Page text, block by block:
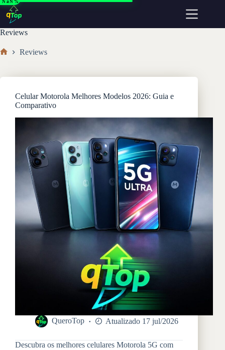
Pular
para
conteúdo
Reviews
Reviews
Celular Motorola Melhores Modelos 2026: Guia e
Comparativo
QueroTop Atualizado 17 jul/2026
Descubra os melhores celulares Motorola 5G com
NaN%